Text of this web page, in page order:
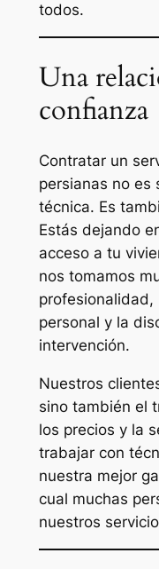
todos.
Una
confianza
Contratar un
persianas no es
técnica. Es
Estás dejando
acceso a tu
nos tomamos
personal y la
intervención.
Nuestros
sino también el
los precios y la
trabajar con
nuestra mejor
cual muchas
nuestros